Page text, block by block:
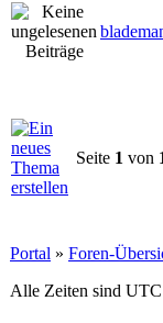
Seite 1 von
Portal » Foren-
Alle Zeiten sind